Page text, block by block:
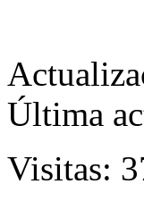
Última
Visitas: